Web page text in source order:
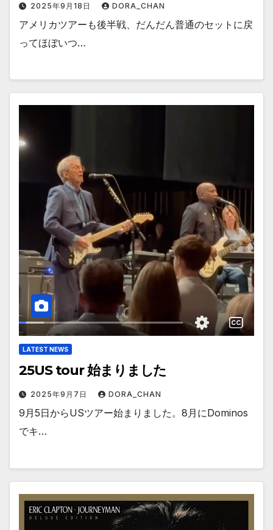
2025年9月18日 DORA_CHAN
アメリカツアーも後半戦、だんだん普通のセットに戻
ってほぼいつ…
LATEST NEWS
25US tour 始まりました
2025年9月7日 DORA_CHAN
9月5日からUSツアー始まりました。8月にDominos
でキ…